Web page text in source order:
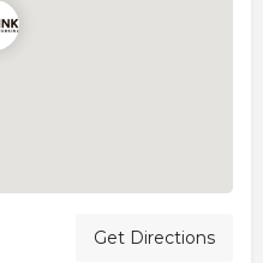
Get Directions